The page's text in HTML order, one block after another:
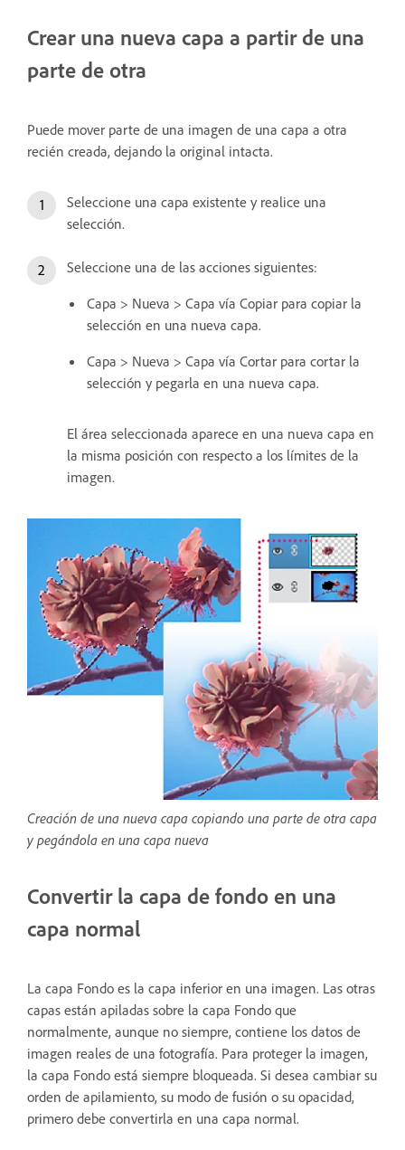
Crear una nueva capa a partir de una
parte de otra
Puede mover parte de una imagen de una capa a otra
recién creada, dejando la original intacta.
Seleccione una capa existente y realice una
selección.
Seleccione una de las acciones siguientes:
Capa > Nueva > Capa vía Copiar para copiar la
selección en una nueva capa.
Capa > Nueva > Capa vía Cortar para cortar la
selección y pegarla en una nueva capa.
El área seleccionada aparece en una nueva capa en
la misma posición con respecto a los límites de la
imagen.
Creación de una nueva capa copiando una parte de otra capa
y pegándola en una capa nueva
Convertir la capa de fondo en una
capa normal
La capa Fondo es la capa inferior en una imagen. Las otras
capas están apiladas sobre la capa Fondo que
normalmente, aunque no siempre, contiene los datos de
imagen reales de una fotografía. Para proteger la imagen,
la capa Fondo está siempre bloqueada. Si desea cambiar su
orden de apilamiento, su modo de fusión o su opacidad,
primero debe convertirla en una capa normal.